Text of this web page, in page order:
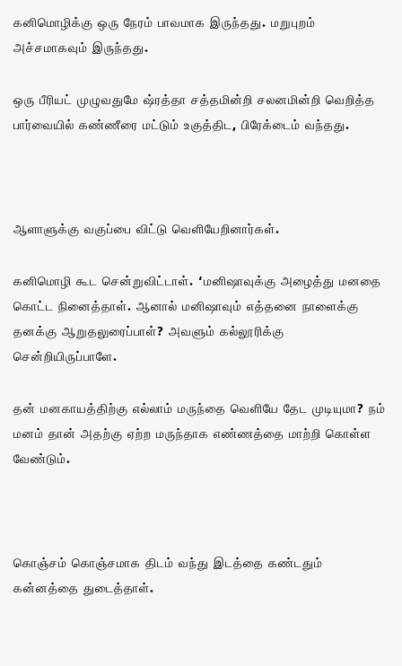
கனிமொழிக்கு ஒரு நேரம் பாவமாக இருந்தது. மறுபுறம்
அச்சமாகவும் இருந்தது.
ஒரு பீரியட் முழுவதுமே ஷ்ரத்தா சத்தமின்றி சலனமின்றி வெறித்த
பார்வையில் கண்ணீரை மட்டும் உகுத்திட, பிரேக்டைம் வந்தது.
ஆளாளுக்கு வகுப்பை விட்டு வெளியேறினார்கள்.
கனிமொழி கூட சென்றுவிட்டாள். ‘மனிஷாவுக்கு அழைத்து மனதை
கொட்ட நினைத்தாள். ஆனால் மனிஷாவும் எத்தனை நாளைக்கு
தனக்கு ஆறுதலுரைப்பாள்? அவளும் கல்லூரிக்கு
சென்றியிருப்பாளே.
தன் மனகாயத்திற்கு எல்லாம் மருந்தை வெளியே தேட முடியுமா? நம்
மனம் தான் அதற்கு ஏற்ற மருந்தாக எண்ணத்தை மாற்றி கொள்ள
வேண்டும்.
கொஞ்சம் கொஞ்சமாக திடம் வந்து இடத்தை கண்டதும்
கன்னத்தை துடைத்தாள்.